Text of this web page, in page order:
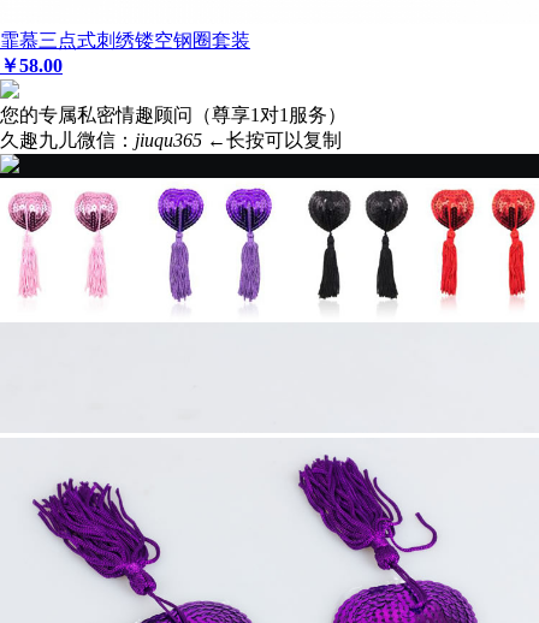
霏慕三点式刺绣镂空钢圈套装
￥58.00
您的专属私密情趣顾问（尊享1对1服务）
久趣九儿微信： jiuqu365 ←长按可以复制